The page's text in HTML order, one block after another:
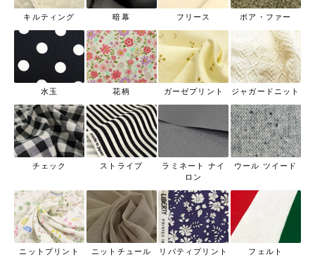
キルティング 暗幕 フリース ボア・ファー
水玉 花柄 ガーゼプリント ジャガードニット
チェック ストライプ
ラミネート ナイ
ロン
ウール ツイード
ニットプリント ニットチュール リバティプリント フェルト